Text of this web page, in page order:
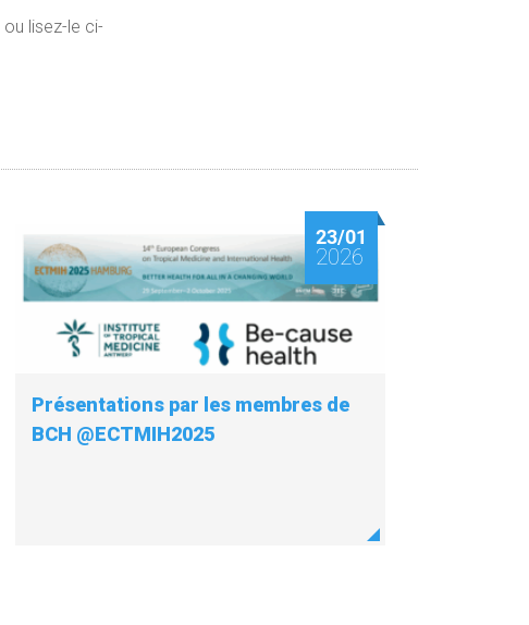
ou lisez-le ci-
23/01
2026
Présentations par les membres de
BCH @ECTMIH2025